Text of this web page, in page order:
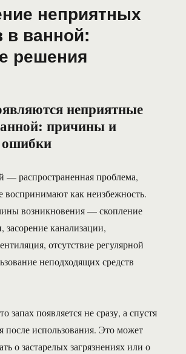
неприятных
в ванной:
решения
неприятные
причины и
— распространенная проблема,
воспринимают как неизбежность.
возникновения — скопление
засорение канализации,
отсутствие регулярной
неподходящих средств
запах появляется не сразу, а спустя
после использования. Это может
о застарелых загрязнениях или о